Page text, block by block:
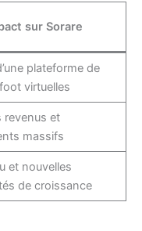
sur Sorare
plateforme de
virtuelles
revenus et
massifs
et nouvelles
de croissance